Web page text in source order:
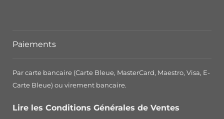
Paiements
Par carte bancaire (Carte Bleue, MasterCard, Maestro, Visa, E-
Carte Bleue) ou virement bancaire.
Lire les Conditions Générales de Ventes